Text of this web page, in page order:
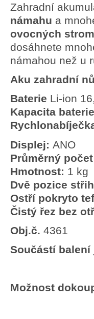
Zahradní
námahu a
ovocných
dosáhnete
námahou než u
Aku zahradní
Baterie Li-ion
Kapacita baterie
Displej: ANO
Průměrný
Hmotnost: 1 kg
Dvě pozice
Ostří pokryto
Čistý řez bez
Obj.č. 4361
Součástí balení
Možnost